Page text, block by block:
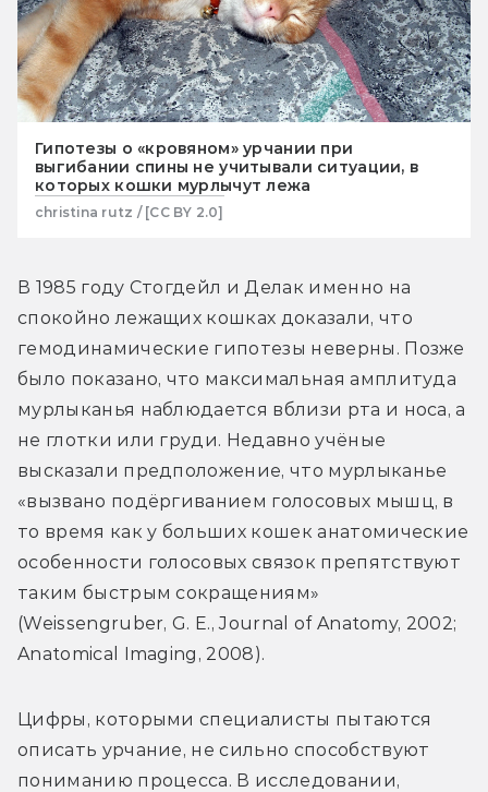
Гипотезы о «кровяном» урчании при
выгибании спины не учитывали ситуации, в
которых кошки мурлычут лежа
christina rutz / [CC BY 2.0]
В 1985 году Стогдейл и Делак именно на
спокойно лежащих кошках доказали, что
гемодинамические гипотезы неверны. Позже
было показано, что максимальная амплитуда
мурлыканья наблюдается вблизи рта и носа, а
не глотки или груди. Недавно учёные
высказали предположение, что мурлыканье
«вызвано подёргиванием голосовых мышц, в
то время как у больших кошек анатомические
особенности голосовых связок препятствуют
таким быстрым сокращениям»
(Weissengruber, G. E., Journal of Anatomy, 2002;
Anatomical Imaging, 2008).
Цифры, которыми специалисты пытаются
описать урчание, не сильно способствуют
пониманию процесса. В исследовании,